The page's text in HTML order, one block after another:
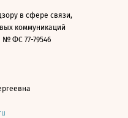
в сфере связи,
коммуникаций
№ ФС 77-79546